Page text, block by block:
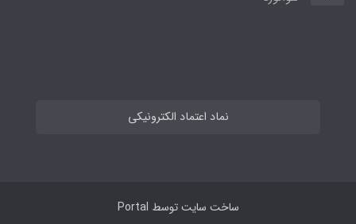
نماد اعتماد الکترونیکی
ساخت سایت توسط Portal